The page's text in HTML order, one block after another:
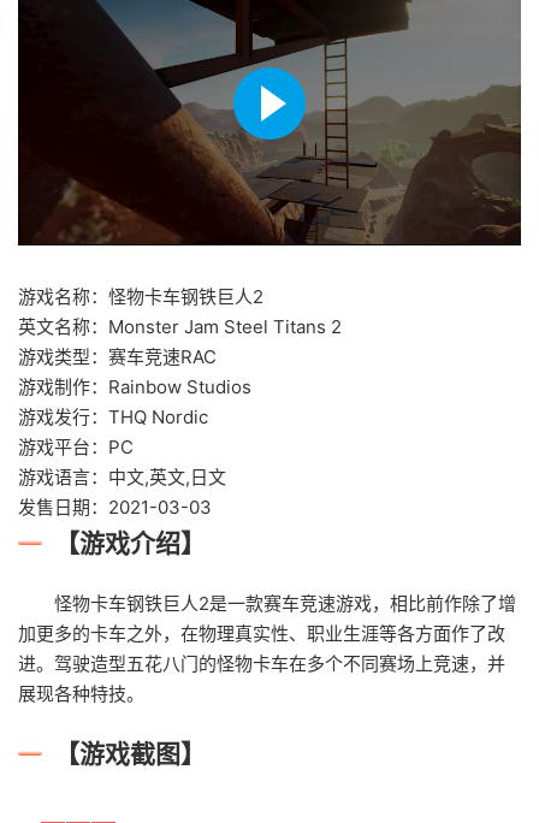
游戏名称：怪物卡车钢铁巨人2
英文名称：Monster Jam Steel Titans 2
游戏类型：赛车竞速RAC
游戏制作：Rainbow Studios
游戏发行：THQ Nordic
游戏平台：PC
游戏语言：中文,英文,日文
发售日期：2021-03-03
【游戏介绍】
怪物卡车钢铁巨人2是一款赛车竞速游戏，相比前作除了增
加更多的卡车之外，在物理真实性、职业生涯等各方面作了改
进。驾驶造型五花八门的怪物卡车在多个不同赛场上竞速，并
展现各种特技。
【游戏截图】